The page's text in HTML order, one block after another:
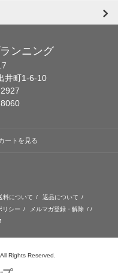
ンニング
井町1-6-10
ートを見る
料について / 返品について /
リシー / メルマガ登録・解除 / /
Rights Reserved.